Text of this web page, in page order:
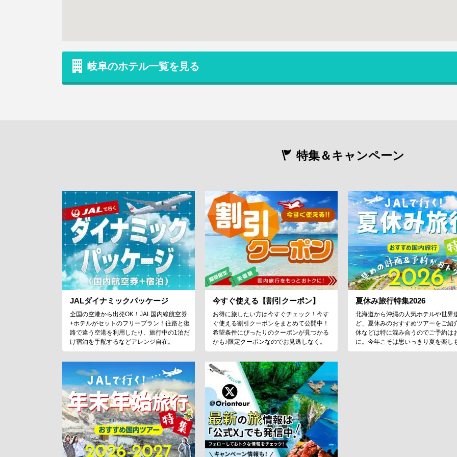
岐阜のホテル一覧を見る
特集＆キャンペーン
JALダイナミックパッケージ
全国の空港から出発OK！JAL国内線航空券
+ホテルがセットのフリープラン！往路と復
路で違う空港を利用したり、旅行中の1泊だ
け宿泊を手配するなどアレンジ自在。
今すぐ使える【割引クーポン】
お得に旅したい方は今すぐチェック！今す
ぐ使える割引クーポンをまとめて公開中！
希望条件にぴったりのクーポンが見つかる
かも♪限定クーポンなのでお見逃しなく。
夏休み旅行特集2026
北海道から沖縄の人気ホテルや世界
ど、夏休みのおすすめツアーをご紹
休などは特に混み合うのでご予約は
に。今年こそは思いっきり夏を楽し